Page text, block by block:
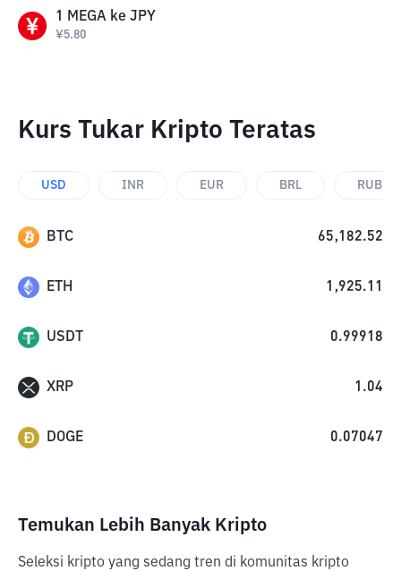
1 MEGA ke JPY
¥5.80
Kurs Tukar Kripto Teratas
USD INR EUR BRL RUB
BTC 65,182.52
ETH 1,925.11
USDT 0.99918
XRP 1.04
DOGE 0.07047
Temukan Lebih Banyak Kripto
Seleksi kripto yang sedang tren di komunitas kripto